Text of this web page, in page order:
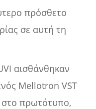
πρόσθετο
σε αυτή τη
αισθάνθηκαν
Mellotron VST
στο πρωτότυπο,